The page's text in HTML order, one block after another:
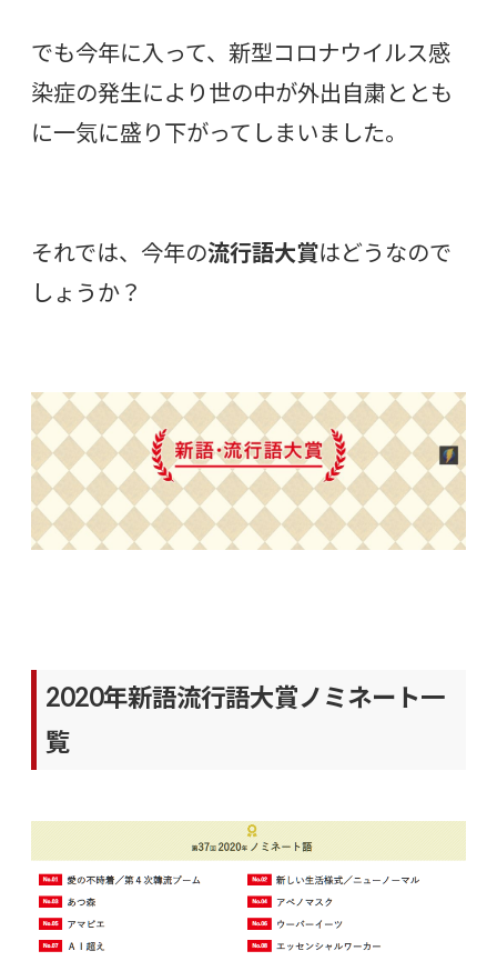
でも今年に入って、新型コロナウイルス感
染症の発生により世の中が外出自粛ととも
に一気に盛り下がってしまいました。
それでは、今年の流行語大賞はどうなので
しょうか？
2020年新語流行語大賞ノミネート一
覧